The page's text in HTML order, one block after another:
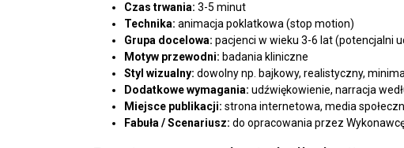
Czas trwania: 3-5 minut
Technika: animacja poklatkowa (stop motion)
Grupa docelowa: pacjenci w wieku 3-6 lat (potencjalni
Motyw przewodni: badania kliniczne
Styl wizualny: dowolny np. bajkowy, realistyczny,
Dodatkowe wymagania: udźwiękowienie, narracja
Miejsce publikacji: strona internetowa, media
Fabuła / Scenariusz: do opracowania przez